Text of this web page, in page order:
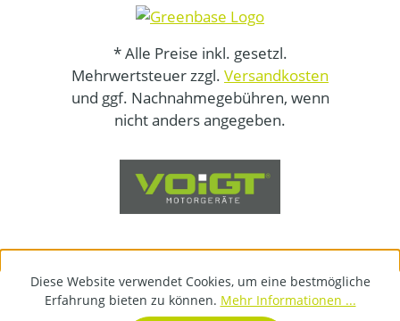
* Alle Preise inkl. gesetzl.
Mehrwertsteuer zzgl. Versandkosten
und ggf. Nachnahmegebühren, wenn
nicht anders angegeben.
Diese Website verwendet Cookies, um eine bestmögliche
Erfahrung bieten zu können. Mehr Informationen ...